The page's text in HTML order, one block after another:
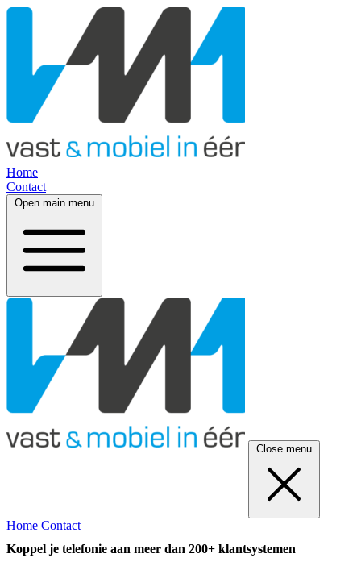
Home
Contact
Open main menu
Close menu
Home Contact
Koppel je telefonie aan meer dan 200+ klantsystemen